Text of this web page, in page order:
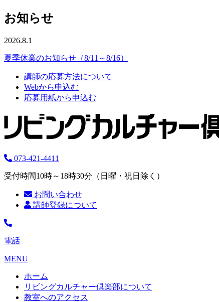
お知らせ
2026.8.1
夏季休業のお知らせ（8/11～8/16）
講師の応募方法について
Webから申込む
応募用紙から申込む
073-421-4411
受付時間10時～18時30分（日曜・祝日除く）
お問い合わせ
講師登録について
電話
MENU
ホーム
リビングカルチャー倶楽部について
教室へのアクセス